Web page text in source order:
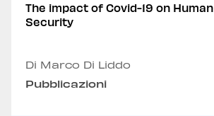
The impact of Covid-19 on Human
Security
Di Marco Di Liddo
Pubblicazioni